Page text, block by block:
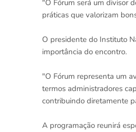
"O Fórum será um divisor
práticas que valorizam
O presidente do Instituto
importância do encontro.
"O Fórum representa um
termos administradores
contribuindo diretamente
A programação reunirá